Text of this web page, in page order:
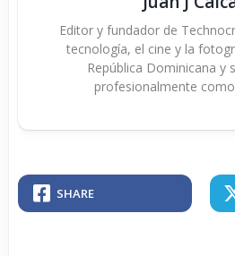
Editor y fundador de
tecnología, el cine y la
República Dominicana y
profesionalmente
SHARE